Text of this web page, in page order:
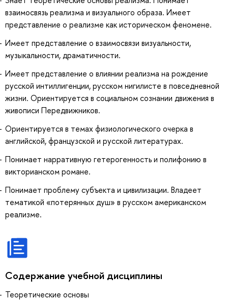
взаимосвязь реализма и визуального образа. Имеет
представление о реализме как историческом феномене.
Имеет представление о взаимосвязи визуальности,
музыкальности, драматичности.
Имеет представление о влиянии реализма на рождение
русской интиллигенции, русском нигилисте в повседневной
жизни. Ориентируется в социальном сознании движения в
живописи Передвижников.
Ориентируется в темах физиологического очерка в
английской, французской и русской литературах.
Понимает нарративную гетерогенность и полифонию в
викторианском романе.
Понимает проблему субъекта и цивилизации. Владеет
тематикой «потерянных душ» в русском американском
реализме.
Содержание учебной дисциплины
Теоретические основы